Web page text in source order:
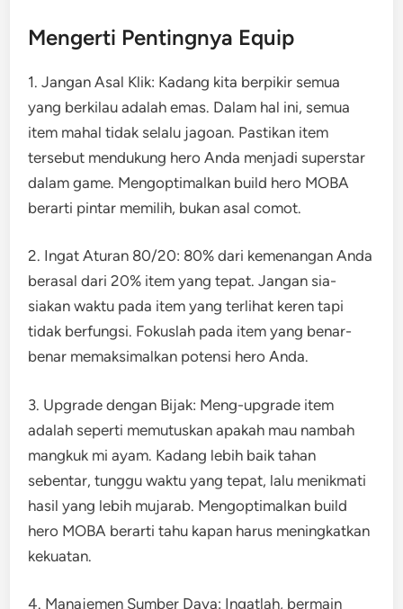
Mengerti Pentingnya Equip
1. Jangan Asal Klik: Kadang kita berpikir semua
yang berkilau adalah emas. Dalam hal ini, semua
item mahal tidak selalu jagoan. Pastikan item
tersebut mendukung hero Anda menjadi superstar
dalam game. Mengoptimalkan build hero MOBA
berarti pintar memilih, bukan asal comot.
2. Ingat Aturan 80/20: 80% dari kemenangan Anda
berasal dari 20% item yang tepat. Jangan sia-
siakan waktu pada item yang terlihat keren tapi
tidak berfungsi. Fokuslah pada item yang benar-
benar memaksimalkan potensi hero Anda.
3. Upgrade dengan Bijak: Meng-upgrade item
adalah seperti memutuskan apakah mau nambah
mangkuk mi ayam. Kadang lebih baik tahan
sebentar, tunggu waktu yang tepat, lalu menikmati
hasil yang lebih mujarab. Mengoptimalkan build
hero MOBA berarti tahu kapan harus meningkatkan
kekuatan.
4. Manajemen Sumber Daya: Ingatlah, bermain